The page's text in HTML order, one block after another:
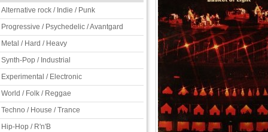
Alternative rock / Indie / Punk
Progressive / Psychedelic / Avantgard
Metal / Hard / Heavy
Synth-Pop / Industrial
Experimental / Electronic
World / Folk / Reggae
Techno / House / Trance
Hip-Hop / R'n'B